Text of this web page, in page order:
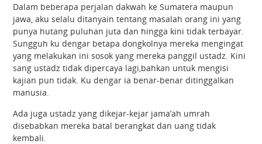
Dalam beberapa perjalan dakwah ke Sumatera maupun
jawa, aku selalu ditanyain tentang masalah orang ini yang
punya hutang puluhan juta dan hingga kini tidak terbayar.
Sungguh ku dengar betapa dongkolnya mereka mengingat
yang melakukan ini sosok yang mereka panggil ustadz. Kini
sang ustadz tidak dipercaya lagi,bahkan untuk mengisi
kajian pun tidak. Ku dengar ia benar-benar ditinggalkan
manusia.
Ada juga ustadz yang dikejar-kejar jama’ah umrah
disebabkan mereka batal berangkat dan uang tidak
kembali.